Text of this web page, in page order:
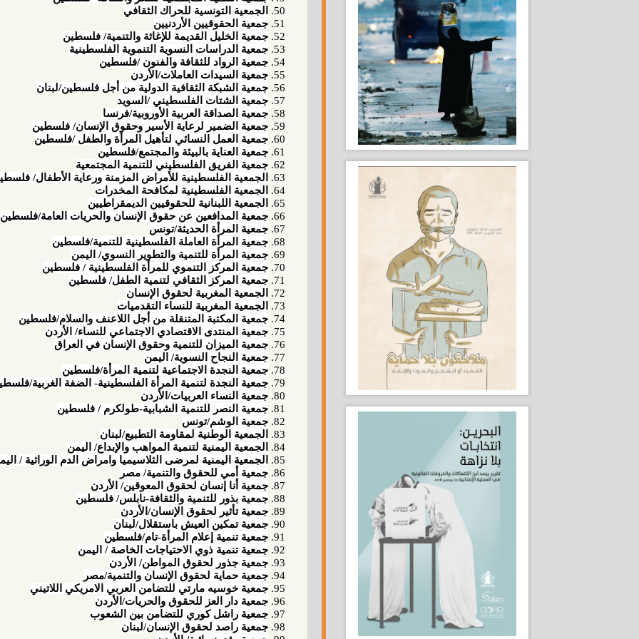
الجمعية التونسية للحراك الثقافي
جمعية الحقوقيين الأردنيين
جمعية الخليل القديمة للإغاثة والتنمية/ فلسطين
جمعية الدراسات النسوية التنموية الفلسطينية
جمعية الرواد للثقافة والفنون /فلسطين
جمعية السيدات العاملات/الأردن
جمعية الشبكة الثقافية الدولية من أجل فلسطين/لبنان
جمعية الشتات الفلسطيني /السويد
جمعية الصداقة العربية الأوروبية/فرنسا
جمعية الضمير لرعاية الأسير وحقوق الإنسان/ فلسطين
جمعية العمل النسائي لتأهيل المرأة والطفل /فلسطين
جمعية العناية بالبيئة والمجتمع/فلسطين
جمعية الفريق الفلسطيني للتنمية المجتمعية
الجمعية الفلسطينية للأمراض المزمنة ورعاية الأطفال/
الجمعية الفلسطينية لمكافحة المخدرات
الجمعية اللبنانية للحقوقيين الديمقراطيين
جمعية المدافعين عن حقوق الإنسان والحريات العامة/فلسطين
جمعية المرأة الحديثة/تونس
جمعية المرأة العاملة الفلسطينية للتنمية/فلسطين
جمعية المرأة للتنمية والتطوير النسوي/ اليمن
جمعية المركز التنموي للمرأة الفلسطينية / فلسطين
جمعية المركز الثقافي لتنمية الطفل/ فلسطين
الجمعية المغربية لحقوق الإنسان
الجمعية المغربية للنساء التقدميات
جمعية المكتبة المتنقلة من أجل اللاعنف والسلام/فلسطين
جمعية المنتدى الاقتصادي الاجتماعي للنساء/ الأردن
جمعية الميزان للتنمية وحقوق الإنسان في العراق
جمعية النجاح النسوية/ اليمن
جمعية النجدة الاجتماعية لتنمية المرأة/فلسطين
جمعية النجدة لتنمية المرأة الفلسطينية- الضفة الغربية/
جمعية النساء العربيات/الأردن
جمعية النصر للتنمية الشبابية-طولكرم / فلسطين
جمعية الوشم/تونس
الجمعية الوطنية لمقاومة التطبيع/لبنان
الجمعية اليمنية لتنمية المواهب والإبداع/ اليمن
الجمعية اليمنية لمرضى الثلاسيميا وامراض الدم الوراثية /
جمعية أمي للحقوق والتنمية/ مصر
جمعية أنا إنسان لحقوق المعوقين/ الأردن
جمعية بذور للتنمية والثقافة-نابلس/ فلسطين
جمعية تأثير لحقوق الإنسان/الأردن
جمعية تمكين العيش باستقلال/لبنان
جمعية تنمية إعلام المرأة-تام/فلسطين
جمعية تنمية ذوي الاحتياجات الخاصة / اليمن
جمعية جذور لحقوق المواطن/ الأردن
جمعية حماية لحقوق الإنسان والتنمية/مصر
جمعية خوسيه مارتي للتضامن العربي الامريكي اللاتيني
جمعية دار العز للحقوق والحريات/الأردن
جمعية راشل كوري للتضامن بين الشعوب
جمعية راصد لحقوق الإنسان/لبنان